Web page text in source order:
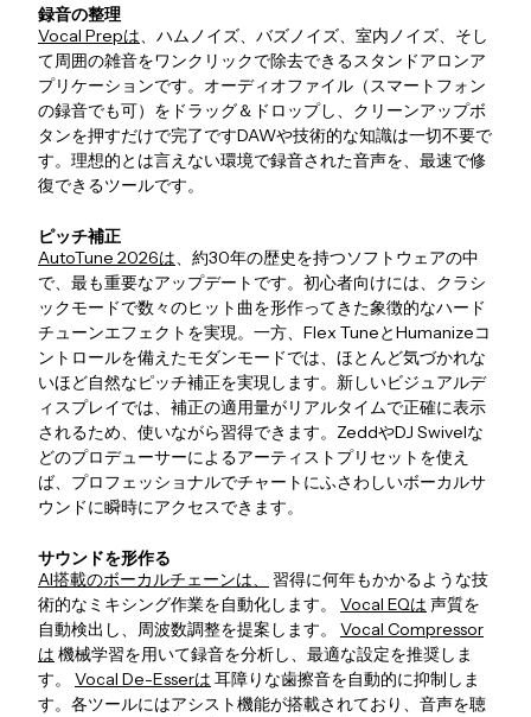
録音の整理
Vocal Prepは、ハムノイズ、バズノイズ、室内ノイズ、そし
て周囲の雑音をワンクリックで除去できるスタンドアロンア
プリケーションです。オーディオファイル（スマートフォン
の録音でも可）をドラッグ＆ドロップし、クリーンアップボ
タンを押すだけで完了ですDAWや技術的な知識は一切不要で
す。理想的とは言えない環境で録音された音声を、最速で修
復できるツールです。
ピッチ補正
AutoTune 2026は、約30年の歴史を持つソフトウェアの中
で、最も重要なアップデートです。初心者向けには、クラシ
ックモードで数々のヒット曲を形作ってきた象徴的なハード
チューンエフェクトを実現。一方、Flex TuneとHumanizeコ
ントロールを備えたモダンモードでは、ほとんど気づかれな
いほど自然なピッチ補正を実現します。新しいビジュアルデ
ィスプレイでは、補正の適用量がリアルタイムで正確に表示
されるため、使いながら習得できます。ZeddやDJ Swivelな
どのプロデューサーによるアーティストプリセットを使え
ば、プロフェッショナルでチャートにふさわしいボーカルサ
ウンドに瞬時にアクセスできます。
サウンドを形作る
AI搭載のボーカルチェーンは、
習得に何年もかかるような技
術的なミキシング作業を自動化します。 Vocal EQは 声質を
自動検出し、周波数調整を提案します。 Vocal Compressor
は 機械学習を用いて録音を分析し、最適な設定を推奨しま
す。 Vocal De-Esserは 耳障りな歯擦音を自動的に抑制しま
す。各ツールにはアシスト機能が搭載されており、音声を聴